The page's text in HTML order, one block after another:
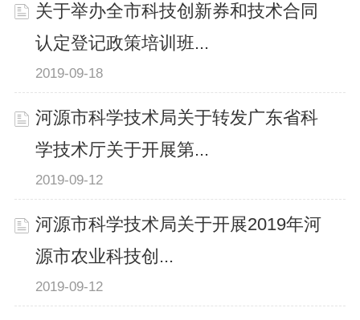
关于举办全市科技创新券和技术合同
认定登记政策培训班...
2019-09-18
河源市科学技术局关于转发广东省科
学技术厅关于开展第...
2019-09-12
河源市科学技术局关于开展2019年河
源市农业科技创...
2019-09-12